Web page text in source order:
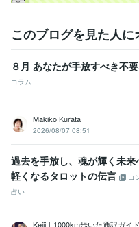
１５：００
時間帯はこちらで決めておりま
い出来ます。
職歴
秘密事務所
悩み相談・カウンセリング
悩み解消します
学歴
T大学 1997年3月 ~ 2001年2
このブログを見た人に
８月 あなたが手放すべき不
コラム
Makiko Kurata
2026/08/07 08:51
過去を手放し、魂が輝く未来
軽くなるタロットの伝言
コ
占い
Keiji｜1000km歩いた通訳ガイド